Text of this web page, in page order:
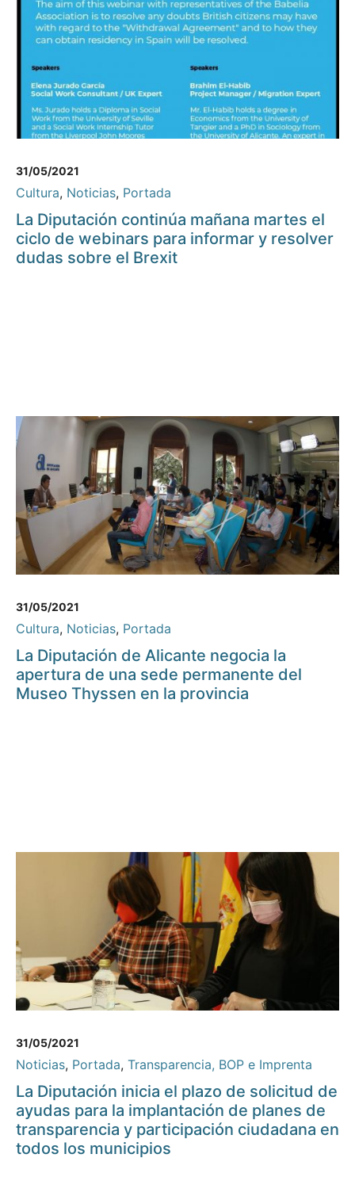
31/05/2021
Cultura, Noticias, Portada
La Diputación continúa mañana martes el
ciclo de webinars para informar y resolver
dudas sobre el Brexit
31/05/2021
Cultura, Noticias, Portada
La Diputación de Alicante negocia la
apertura de una sede permanente del
Museo Thyssen en la provincia
31/05/2021
Noticias, Portada, Transparencia, BOP e Imprenta
La Diputación inicia el plazo de solicitud de
ayudas para la implantación de planes de
transparencia y participación ciudadana en
todos los municipios